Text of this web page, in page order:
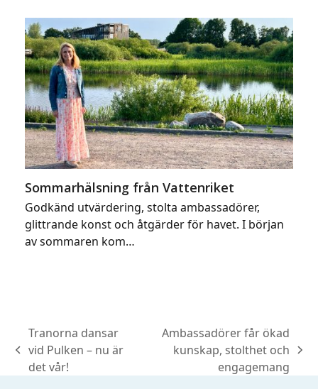
Sommarhälsning från Vattenriket
Godkänd utvärdering, stolta ambassadörer,
glittrande konst och åtgärder för havet. I början
av sommaren kom…
previous
post:
Tranorna dansar
vid Pulken – nu är
det vår!
Ambassadörer får ökad
kunskap, stolthet och
engagemang